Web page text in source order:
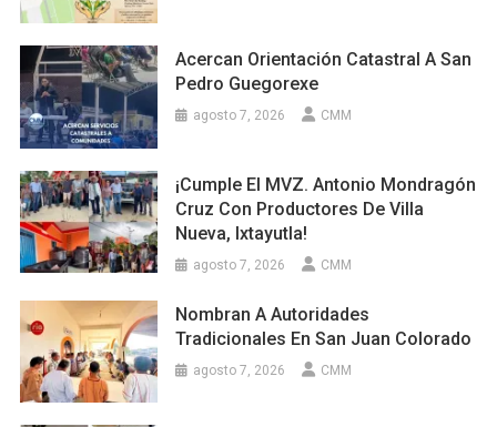
Acercan Orientación Catastral A San
Pedro Guegorexe
agosto 7, 2026 CMM
¡Cumple El MVZ. Antonio Mondragón
Cruz Con Productores De Villa
Nueva, Ixtayutla!
agosto 7, 2026 CMM
Nombran A Autoridades
Tradicionales En San Juan Colorado
agosto 7, 2026 CMM